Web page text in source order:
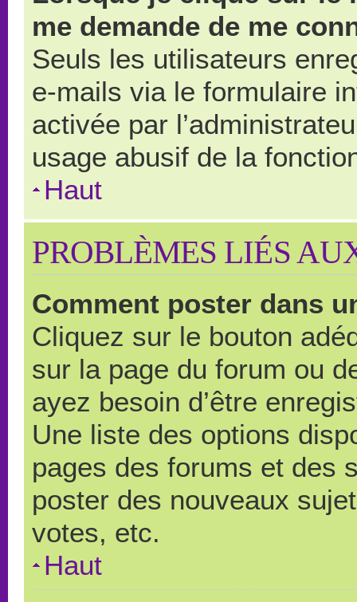
me demande de me
Seuls les utilisateurs
e-mails via le formulaire
activée par
usage abusif de la
Haut
PROBLÈMES LIÉS
Comment poster dans
Cliquez sur le bouton
sur la page du forum ou
ayez besoin d’être
Une liste des options
pages des forums et des
poster des nouveaux
votes, etc.
Haut